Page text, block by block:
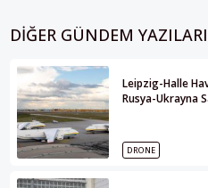
DIĞER GÜNDEM YAZILARI
Leipzig-Halle
Rusya-Ukrayna
DRONE